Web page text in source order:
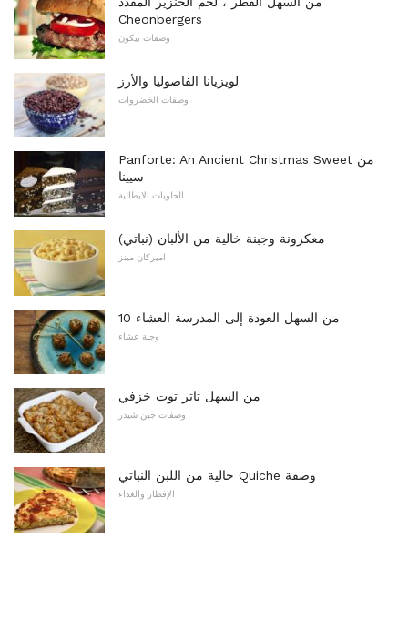
Cheonbergers
وصفات بيكون
لويزيانا الفاصوليا والأرز
وصفات الخضروات
Panforte: An Ancient Christmas Sweet من
سيينا
الحلويات الايطالية
معكرونة وجبنة خالية من الألبان (نباتي)
اميركان مينز
10 من السهل العودة إلى المدرسة العشاء
وجبة عشاء
من السهل تاتر توت خزفي
وصفات جبن شيدر
خالية من اللبن النباتي Quiche وصفة
الإفطار والغداء